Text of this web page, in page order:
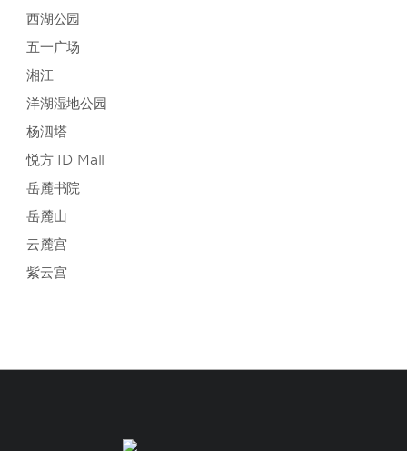
西湖公园
五一广场
湘江
洋湖湿地公园
杨泗塔
悦方 ID Mall
岳麓书院
岳麓山
云麓宫
紫云宫